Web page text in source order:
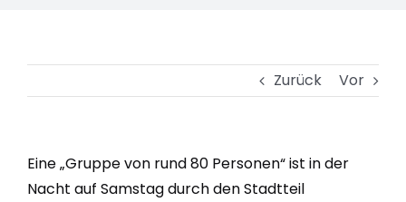
Zurück Vor
Eine „Gruppe von rund 80 Personen“ ist in der
Nacht auf Samstag durch den Stadtteil